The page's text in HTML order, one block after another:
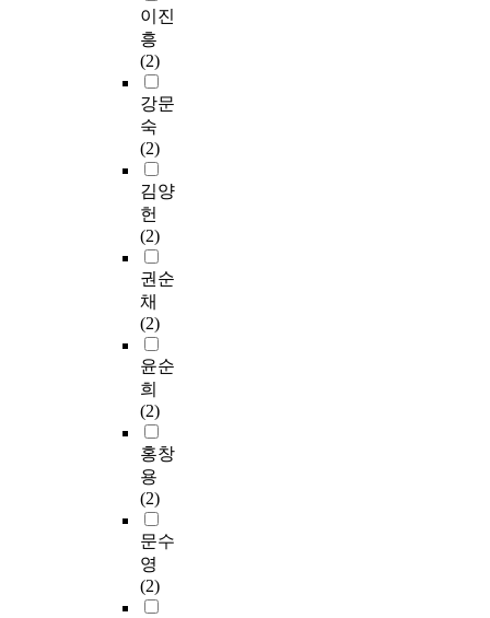
이진
흥
(2)
강문
숙
(2)
김양
헌
(2)
권순
채
(2)
윤순
희
(2)
홍창
용
(2)
문수
영
(2)